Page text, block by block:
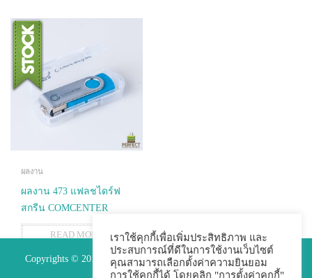
ผลงาน
ผลงาน 473 แฟลชไดร์ฟ
สกรีน COMCENTER
READ MORE
Copyrights © 2015 Premium Perfect Co.,ltd. All Rights Reserved.
เราใช้คุกกี้เพื่อเพิ่มประสิทธิภาพ และ
ประสบการณ์ที่ดีในการใช้งานเว็บไซต์
คุณสามารถเลือกตั้งค่าความยินยอม
การใช้คุกกี้ได้ โดยคลิก "การตั้งค่าคุกกี้"